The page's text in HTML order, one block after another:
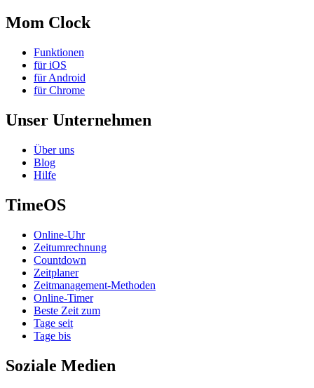
Mom Clock
Funktionen
für iOS
für Android
für Chrome
Unser Unternehmen
Über uns
Blog
Hilfe
TimeOS
Online-Uhr
Zeitumrechnung
Countdown
Zeitplaner
Zeitmanagement-Methoden
Online-Timer
Beste Zeit zum
Tage seit
Tage bis
Soziale Medien